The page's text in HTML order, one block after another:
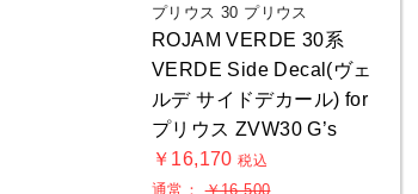
プリウス 30 プリウス
ROJAM VERDE 30系
VERDE Side Decal(ヴェ
ルデ サイドデカール) for
プリウス ZVW30 G’s
￥16,170税込
通常：￥16,500